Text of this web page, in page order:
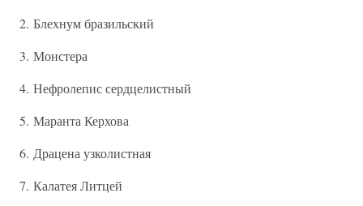
2. Блехнум бразильский
3. Монстера
4. Нефролепис сердцелистный
5. Маранта Керхова
6. Драцена узколистная
7. Калатея Литцей